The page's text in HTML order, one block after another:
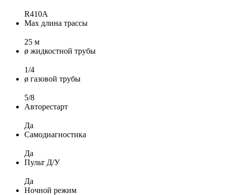
R410A
Max длина трассы
25 м
ø жидкостной трубы
1/4
ø газовой трубы
5/8
Авторестарт
Да
Самодиагностика
Да
Пульт Д/У
Да
Ночной режим